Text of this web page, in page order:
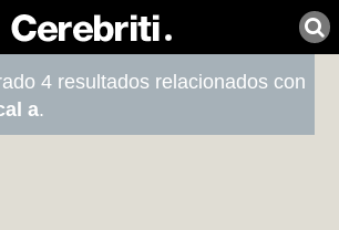
4 resultados relacionados con
a.